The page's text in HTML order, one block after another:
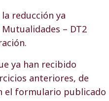
reducción ya
– DT2
ya han recibido
anteriores, de
el formulario publicado